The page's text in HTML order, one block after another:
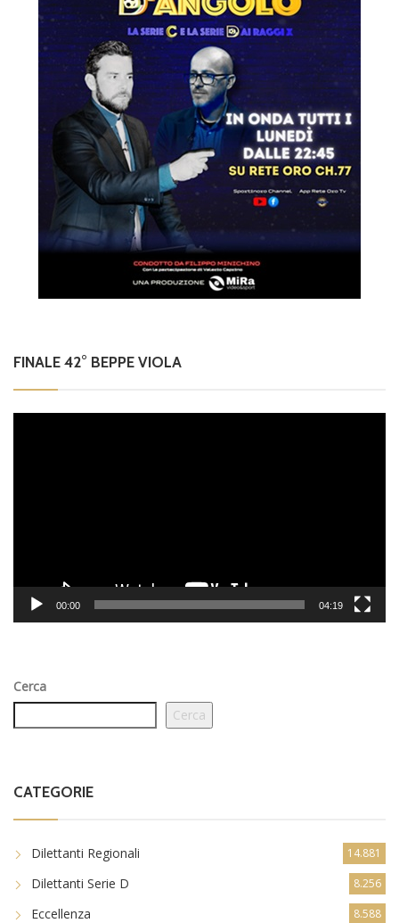
FINALE 42° BEPPE VIOLA
00:00 04:19
Cerca
Cerca
CATEGORIE
Dilettanti Regionali 14.881
Dilettanti Serie D 8.256
Eccellenza 8.588